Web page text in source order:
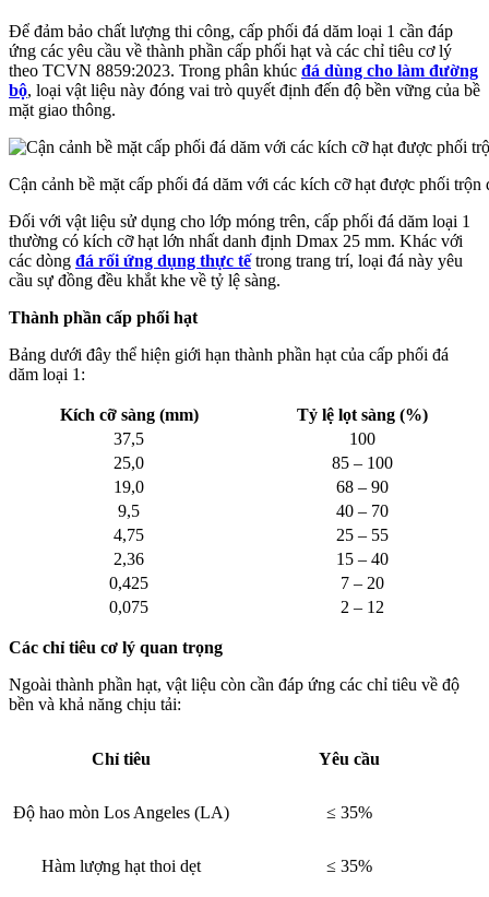
Để đảm bảo chất lượng thi công, cấp phối đá dăm loại 1 cần đáp
ứng các yêu cầu về thành phần cấp phối hạt và các chỉ tiêu cơ lý
theo TCVN 8859:2023. Trong phân khúc đá dùng cho làm đường
bộ, loại vật liệu này đóng vai trò quyết định đến độ bền vững của bề
mặt giao thông.
Cận cảnh bề mặt cấp phối đá dăm với các kích cỡ hạt được phối trộn
Đối với vật liệu sử dụng cho lớp móng trên, cấp phối đá dăm loại 1
thường có kích cỡ hạt lớn nhất danh định Dmax 25 mm. Khác với
các dòng đá rối ứng dụng thực tếtrong trang trí, loại đá này yêu
cầu sự đồng đều khắt khe về tỷ lệ sàng.
Thành phần cấp phối hạt
Bảng dưới đây thể hiện giới hạn thành phần hạt của cấp phối đá
dăm loại 1:
Kích cỡ sàng (mm)
Tỷ lệ lọt sàng (%)
37,5
100
25,0
85 – 100
19,0
68 – 90
9,5
40 – 70
4,75
25 – 55
2,36
15 – 40
0,425
7 – 20
0,075
2 – 12
Các chỉ tiêu cơ lý quan trọng
Ngoài thành phần hạt, vật liệu còn cần đáp ứng các chỉ tiêu về độ
bền và khả năng chịu tải:
Chỉ tiêu Yêu cầu
Độ hao mòn Los Angeles (LA) ≤ 35%
Hàm lượng hạt thoi dẹt ≤ 35%